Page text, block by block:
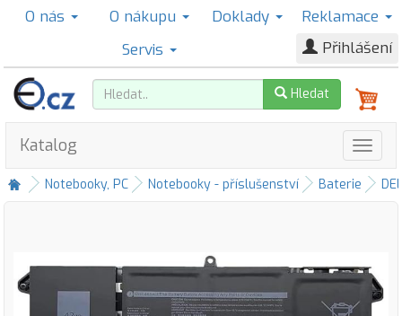
O nás O nákupu Doklady
Reklamace
Servis
Přihlášení
Hledat
Katalog
Notebooky, PC Notebooky - příslušenství Baterie